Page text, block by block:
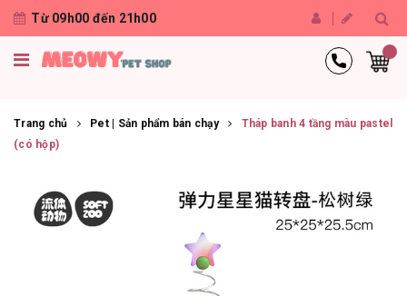
Từ 09h00 đến 21h00
Trang chủ Pet | Sản phẩm bán chạy
Tháp banh 4 tầng màu pastel
(có hộp)